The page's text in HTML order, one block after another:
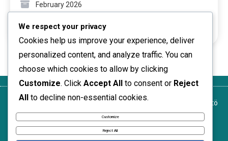
February 2026
January 2026
Yksityisyytesi
Ota yhteyttä
meihin
KäyttöehdotTietoja Evästekäytäntö
News Express © 2026. All Rights Reserved.
We respect your privacy
Cookies help us improve your experience, deliver
personalized content, and analyze traffic. You can
choose which cookies to allow by clicking
Customize. Click Accept All to consent or Reject
All to decline non-essential cookies.
Customize
Reject All